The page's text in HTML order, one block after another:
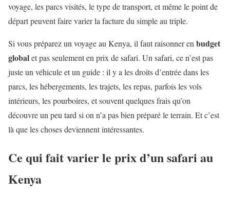
voyage, les parcs visités, le type de transport, et même le point de
départ peuvent faire varier la facture du simple au triple.
Si vous préparez un voyage au Kenya, il faut raisonner en budget
globalet pas seulement en prix de safari. Un safari, ce n’est pas
juste un véhicule et un guide : il y a les droits d’entrée dans les
parcs, les hébergements, les trajets, les repas, parfois les vols
intérieurs, les pourboires, et souvent quelques frais qu’on
découvre un peu tard si on n’a pas bien préparé le terrain. Et c’est
là que les choses deviennent intéressantes.
Ce qui fait varier le prix d’un safari au
Kenya